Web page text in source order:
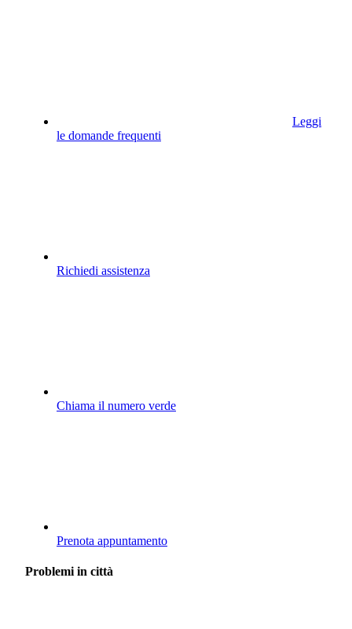
Leggi
le domande frequenti
Richiedi assistenza
Chiama il numero verde
Prenota appuntamento
Problemi in città